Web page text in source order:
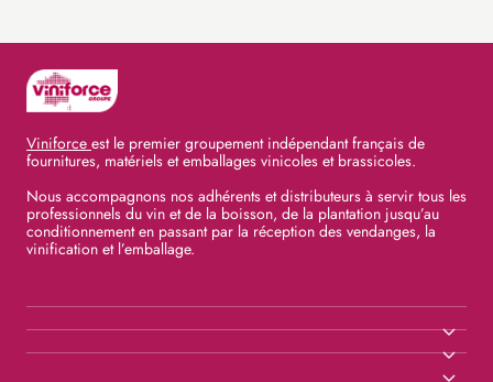
Viniforce est le premier groupement indépendant français de
fournitures, matériels et emballages vinicoles et brassicoles.
Nous accompagnons nos adhérents et distributeurs à servir tous les
professionnels du vin et de la boisson, de la plantation jusqu’au
conditionnement en passant par la réception des vendanges, la
vinification et l’emballage.